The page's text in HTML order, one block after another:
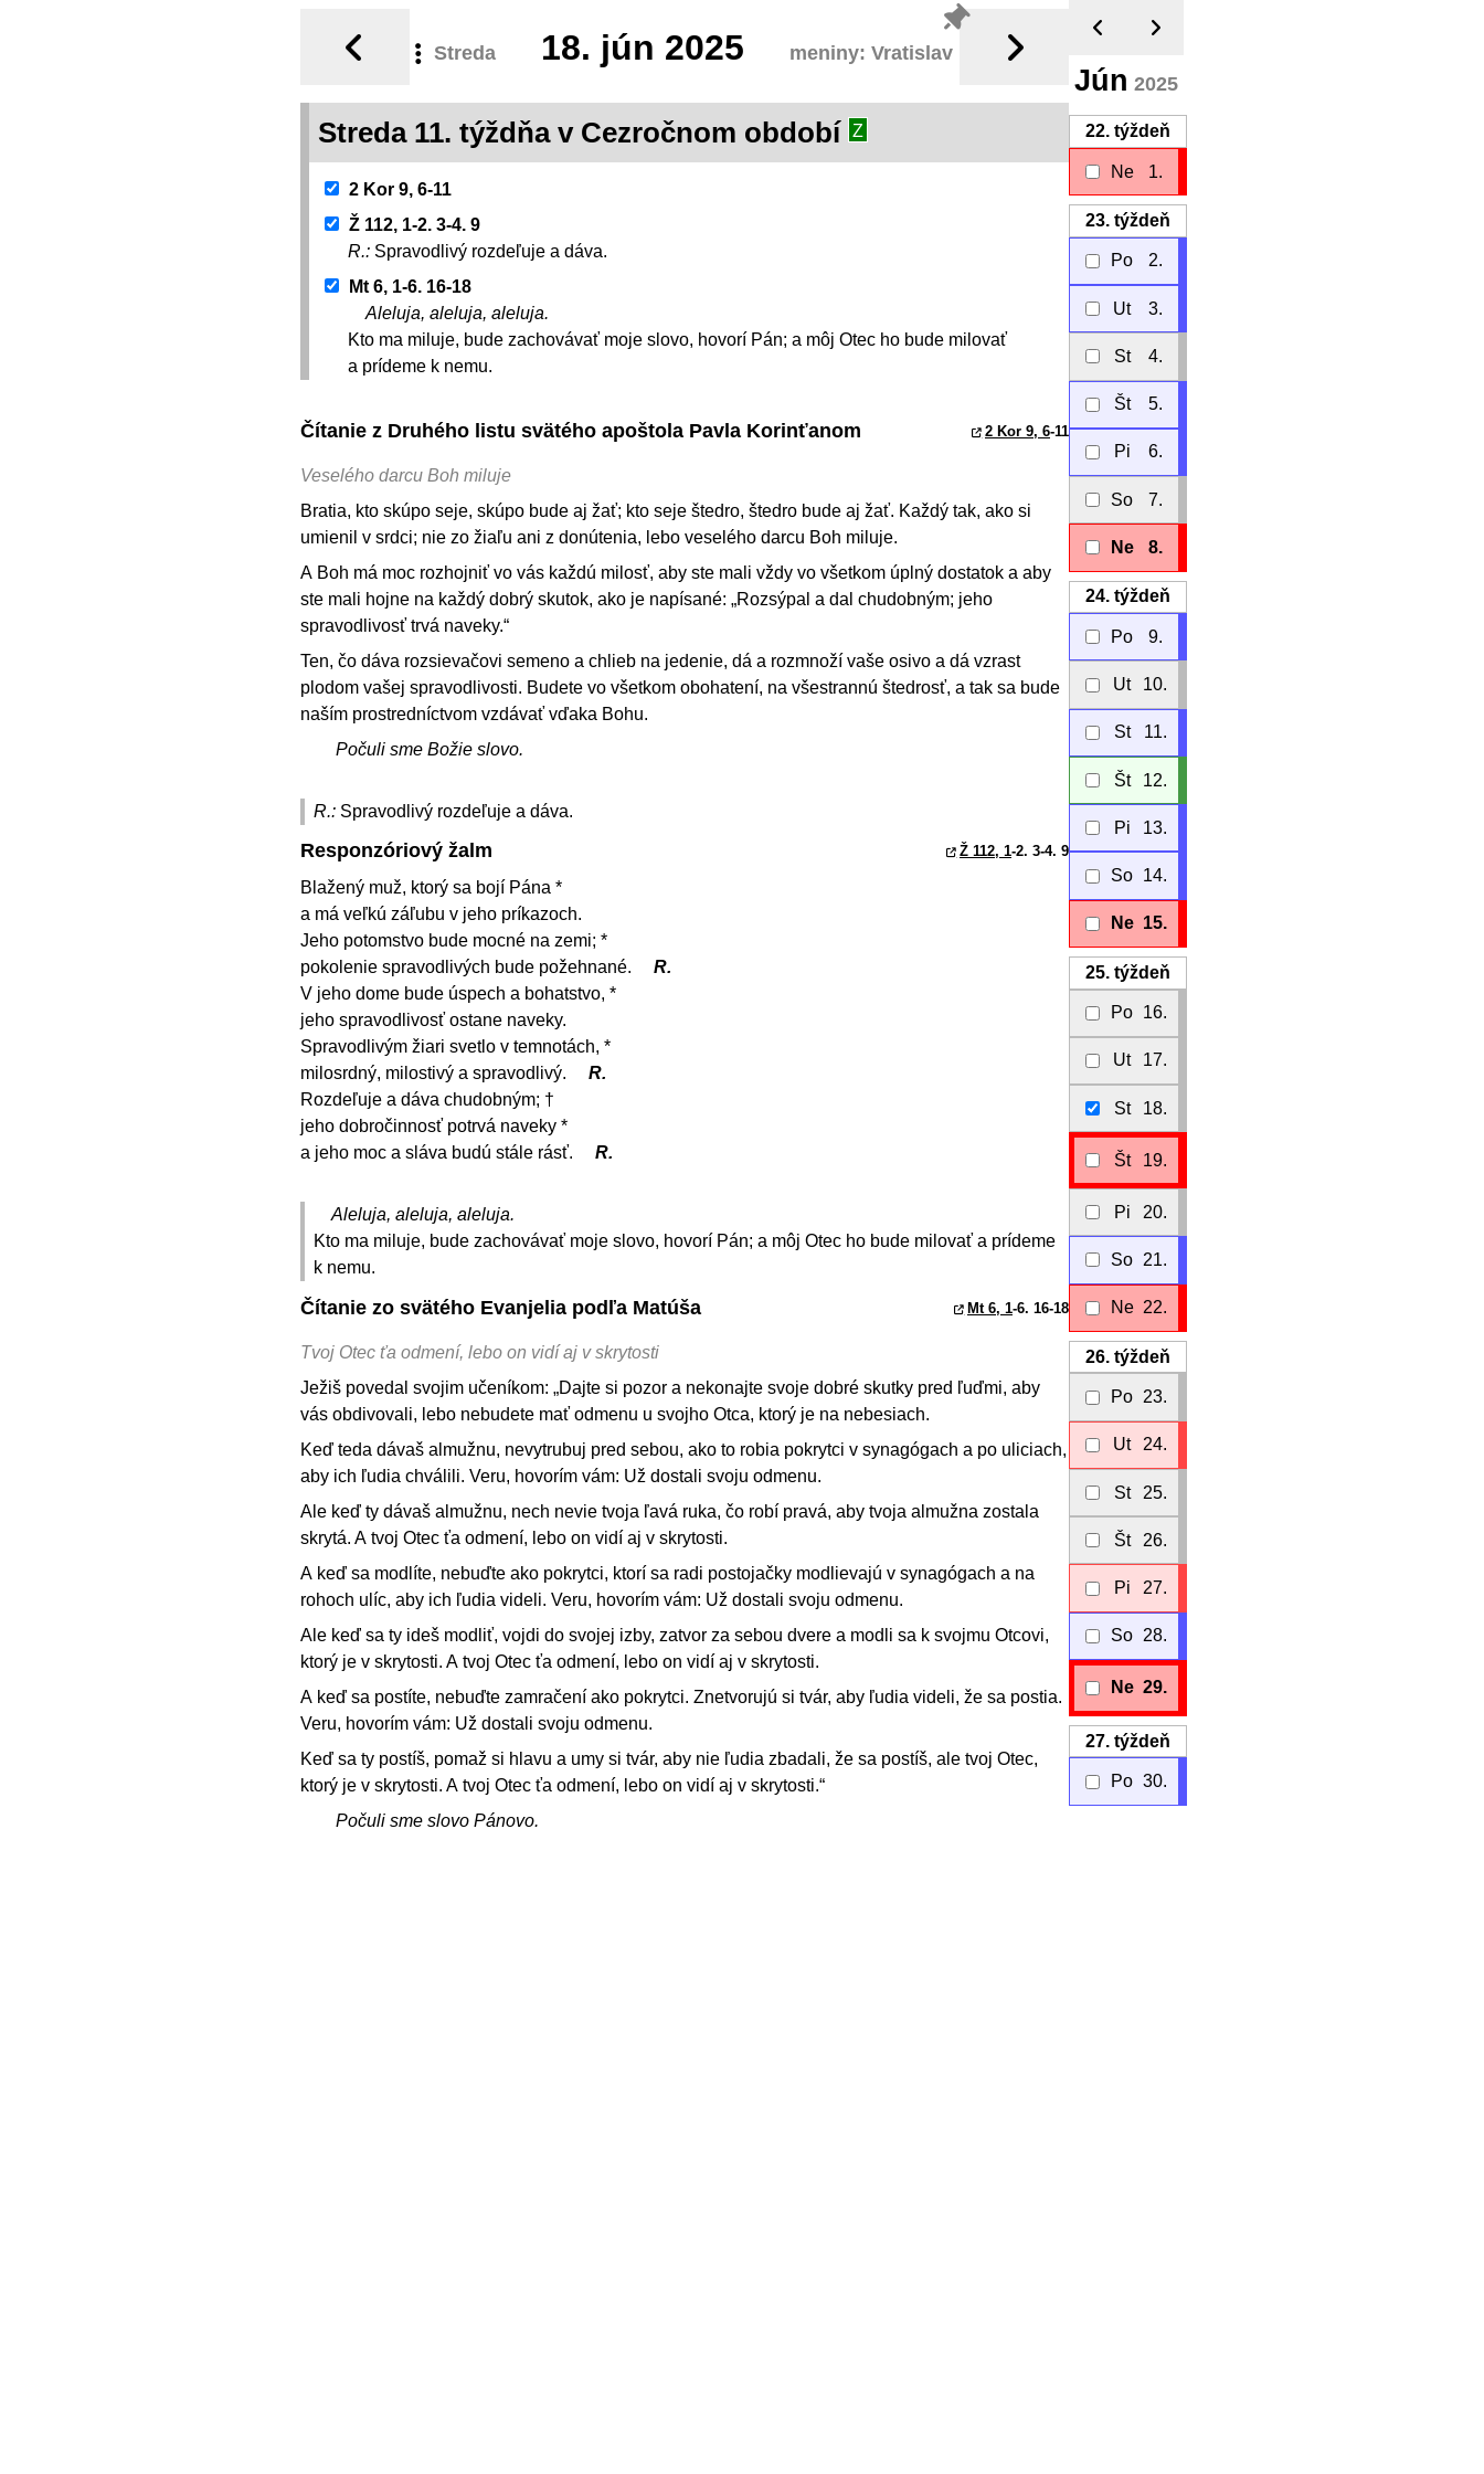
Streda 18. jún 2025 meniny: Vratislav
Streda 11. týždňa v Cezročnom období Z
2 Kor 9, 6-11
Ž 112, 1-2. 3-4. 9
R.: Spravodlivý rozdeľuje a dáva.
Mt 6, 1-6. 16-18
Aleluja, aleluja, aleluja.
Kto ma miluje, bude zachovávať moje slovo, hovorí Pán; a môj Otec ho bude milovať
a prídeme k nemu.
Čítanie z Druhého listu svätého apoštola Pavla Korinťanom 2 Kor 9, 6-11
Veselého darcu Boh miluje
Bratia, kto skúpo seje, skúpo bude aj žať; kto seje štedro, štedro bude aj žať. Každý tak, ako si
umienil v srdci; nie zo žiaľu ani z donútenia, lebo veselého darcu Boh miluje.
A Boh má moc rozhojniť vo vás každú milosť, aby ste mali vždy vo všetkom úplný dostatok a aby
ste mali hojne na každý dobrý skutok, ako je napísané: „Rozsýpal a dal chudobným; jeho
spravodlivosť trvá naveky.“
Ten, čo dáva rozsievačovi semeno a chlieb na jedenie, dá a rozmnoží vaše osivo a dá vzrast
plodom vašej spravodlivosti. Budete vo všetkom obohatení, na všestrannú štedrosť, a tak sa bude
naším prostredníctvom vzdávať vďaka Bohu.
Počuli sme Božie slovo.
R.: Spravodlivý rozdeľuje a dáva.
Responzóriový žalm Ž 112, 1-2. 3-4. 9
Blažený muž, ktorý sa bojí Pána *
a má veľkú záľubu v jeho príkazoch.
Jeho potomstvo bude mocné na zemi; *
pokolenie spravodlivých bude požehnané.
R.
V jeho dome bude úspech a bohatstvo, *
jeho spravodlivosť ostane naveky.
Spravodlivým žiari svetlo v temnotách, *
milosrdný, milostivý a spravodlivý.
R.
Rozdeľuje a dáva chudobným; †
jeho dobročinnosť potrvá naveky *
a jeho moc a sláva budú stále rásť.
R.
Aleluja, aleluja, aleluja.
Kto ma miluje, bude zachovávať moje slovo, hovorí Pán; a môj Otec ho bude milovať a prídeme
k nemu.
Čítanie zo svätého Evanjelia podľa Matúša Mt 6, 1-6. 16-18
Tvoj Otec ťa odmení, lebo on vidí aj v skrytosti
Ježiš povedal svojim učeníkom: „Dajte si pozor a nekonajte svoje dobré skutky pred ľuďmi, aby
vás obdivovali, lebo nebudete mať odmenu u svojho Otca, ktorý je na nebesiach.
Keď teda dávaš almužnu, nevytrubuj pred sebou, ako to robia pokrytci v synagógach a po uliciach,
aby ich ľudia chválili. Veru, hovorím vám: Už dostali svoju odmenu.
Ale keď ty dávaš almužnu, nech nevie tvoja ľavá ruka, čo robí pravá, aby tvoja almužna zostala
skrytá. A tvoj Otec ťa odmení, lebo on vidí aj v skrytosti.
A keď sa modlíte, nebuďte ako pokrytci, ktorí sa radi postojačky modlievajú v synagógach a na
rohoch ulíc, aby ich ľudia videli. Veru, hovorím vám: Už dostali svoju odmenu.
Ale keď sa ty ideš modliť, vojdi do svojej izby, zatvor za sebou dvere a modli sa k svojmu Otcovi,
ktorý je v skrytosti. A tvoj Otec ťa odmení, lebo on vidí aj v skrytosti.
A keď sa postíte, nebuďte zamračení ako pokrytci. Znetvorujú si tvár, aby ľudia videli, že sa postia.
Veru, hovorím vám: Už dostali svoju odmenu.
Keď sa ty postíš, pomaž si hlavu a umy si tvár, aby nie ľudia zbadali, že sa postíš, ale tvoj Otec,
ktorý je v skrytosti. A tvoj Otec ťa odmení, lebo on vidí aj v skrytosti.“
Počuli sme slovo Pánovo.
Jún 2025
22. týždeň
Ne 1.
23. týždeň
Po 2.
Ut 3.
St 4.
Št 5.
Pi 6.
So 7.
Ne 8.
24. týždeň
Po 9.
Ut 10.
St 11.
Št 12.
Pi 13.
So 14.
Ne 15.
25. týždeň
Po 16.
Ut 17.
St 18.
Št 19.
Pi 20.
So 21.
Ne 22.
26. týždeň
Po 23.
Ut 24.
St 25.
Št 26.
Pi 27.
So 28.
Ne 29.
27. týždeň
Po 30.